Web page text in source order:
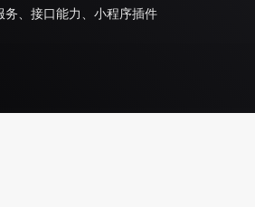
、接口能力、小程序插件